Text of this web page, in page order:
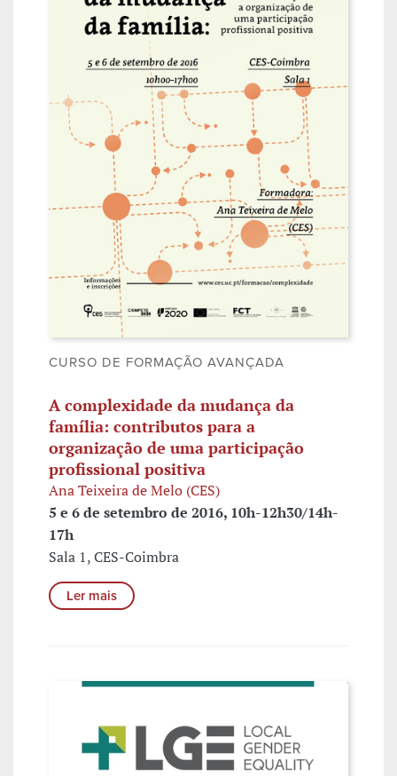
CURSO DE FORMAÇÃO AVANÇADA
A complexidade da mudança da
família: contributos para a
organização de uma participação
profissional positiva
Ana Teixeira de Melo (CES)
5 e 6 de setembro de 2016, 10h-12h30/14h-
17h
Sala 1, CES-Coimbra
Ler mais